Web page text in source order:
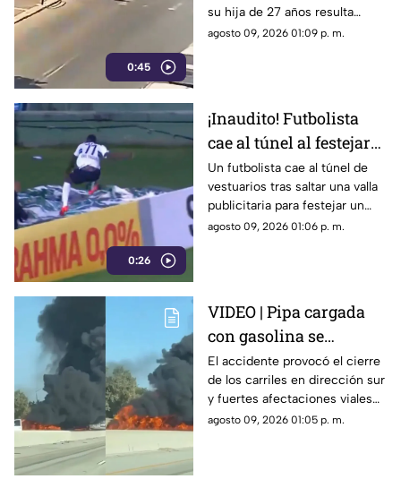
0:45
su hija de 27 años resulta
herida. Conoce los detalles de
agosto 09, 2026 01:09 p. m.
0:26
¡Inaudito! Futbolista
cae al túnel al festejar
un gol | VIDEO
Un futbolista cae al túnel de
vestuarios tras saltar una valla
publicitaria para festejar un
gol. La anotación fue anulada y
agosto 09, 2026 01:06 p. m.
VIDEO | Pipa cargada
con gasolina se
incendia tras accidente
y paraliza autopista
El accidente provocó el cierre
de los carriles en dirección sur
y fuertes afectaciones viales
en la zona.
agosto 09, 2026 01:05 p. m.